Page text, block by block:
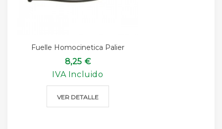
Fuelle Homocinetica Palier
8,25 €
IVA Incluido
VER DETALLE